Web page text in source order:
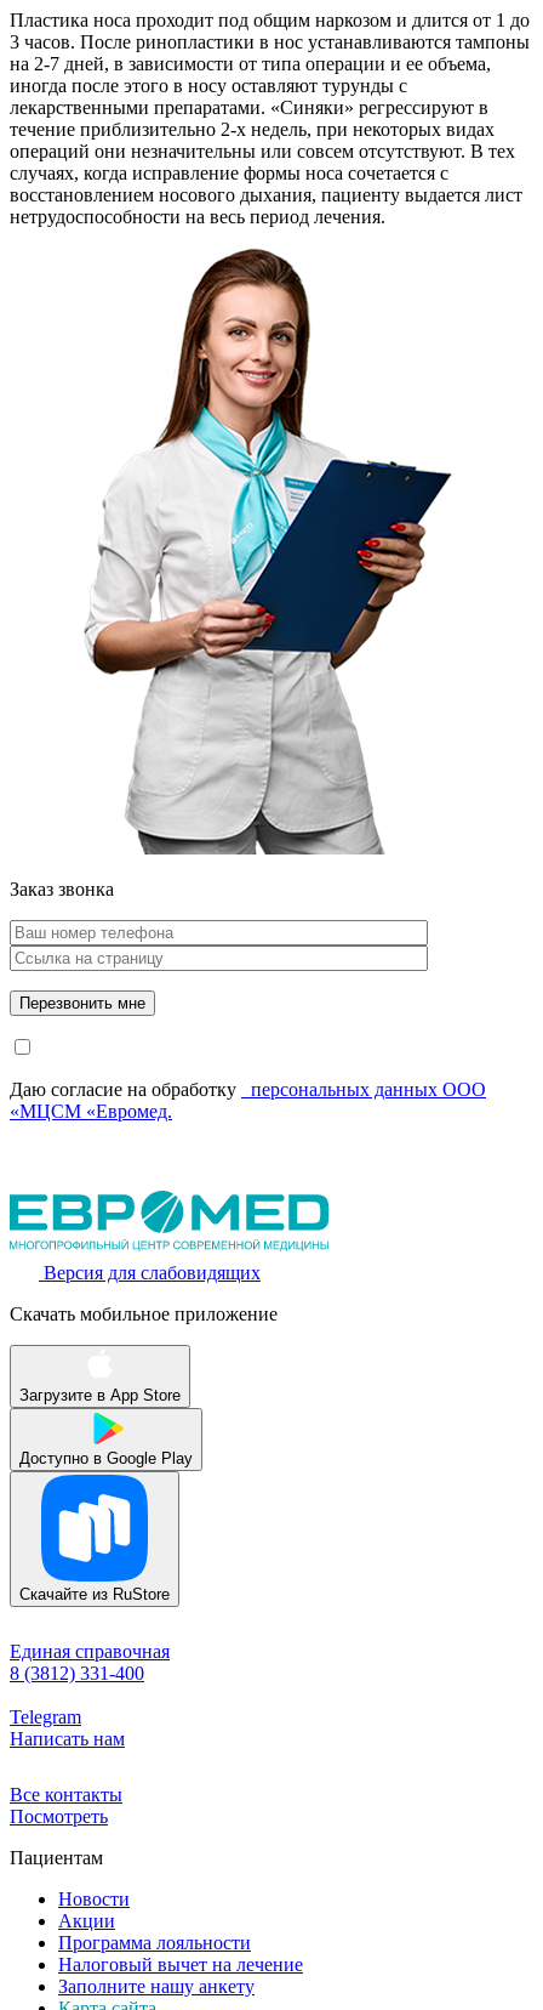
Пластика носа проходит под общим наркозом и длится от 1 до
3 часов. После ринопластики в нос устанавливаются тампоны
на 2-7 дней, в зависимости от типа операции и ее объема,
иногда после этого в носу оставляют турунды с
лекарственными препаратами. «Синяки» регрессируют в
течение приблизительно 2-х недель, при некоторых видах
операций они незначительны или совсем отсутствуют. В тех
случаях, когда исправление формы носа сочетается с
восстановлением носового дыхания, пациенту выдается лист
нетрудоспособности на весь период лечения.
Заказ звонка
Даю согласие на обработку
персональных данных ООО
«МЦСМ «Евромед.
Версия для слабовидящих
Скачать мобильное приложение
Загрузите в App Store
Доступно в Google Play
Скачайте из RuStore
Единая справочная
8 (3812) 331-400
Telegram
Написать нам
Все контакты
Посмотреть
Пациентам
Новости
Акции
Программа лояльности
Налоговый вычет на лечение
Заполните нашу анкету